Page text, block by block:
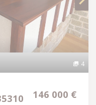
4
146 000 €